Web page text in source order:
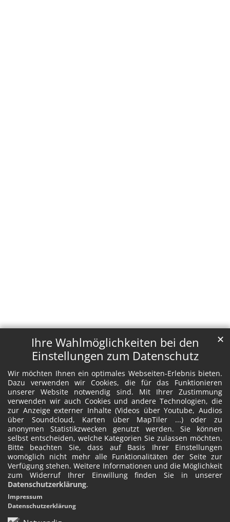
Ihre Wahlmöglichkeiten bei den
Einstellungen zum Datenschutz
Wir möchten Ihnen ein optimales Webseiten-Erlebnis bieten.
Dazu verwenden wir Cookies, die für das Funktionieren
unserer Website notwendig sind. Mit Ihrer Zustimmung
verwenden wir auch Cookies und andere Technologien, die
zur Anzeige externer Inhalte (Videos über Youtube, Audios
über Soundcloud, Karten über MapTiler ...) oder zu
anonymen Statistikzwecken genutzt werden. Sie können
selbst entscheiden, welche Kategorien Sie zulassen möchten.
Bitte beachten Sie, dass auf Basis Ihrer Einstellungen
womöglich nicht mehr alle Funktionalitäten der Seite zur
Verfügung stehen. Weitere Informationen und die Möglichkeit
zum Widerruf Ihrer Einwillung finden Sie in unserer
Datenschutzerklärung.
✕
Impressum
Datenschutzerklärung